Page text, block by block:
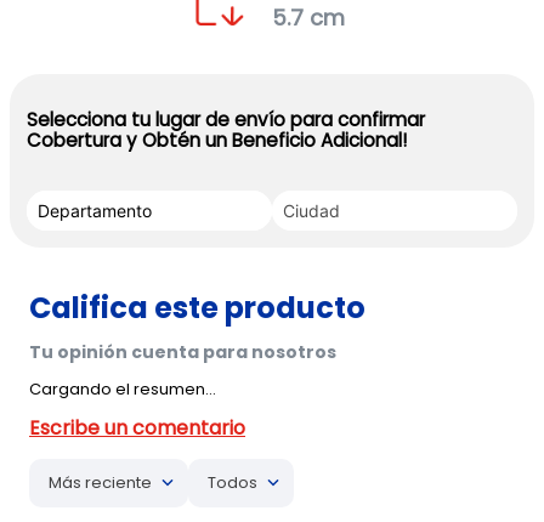
5.7 cm
Selecciona tu lugar de envío para confirmar
Cobertura y Obtén un Beneficio Adicional!
Cargando el resumen…
Más reciente Todos